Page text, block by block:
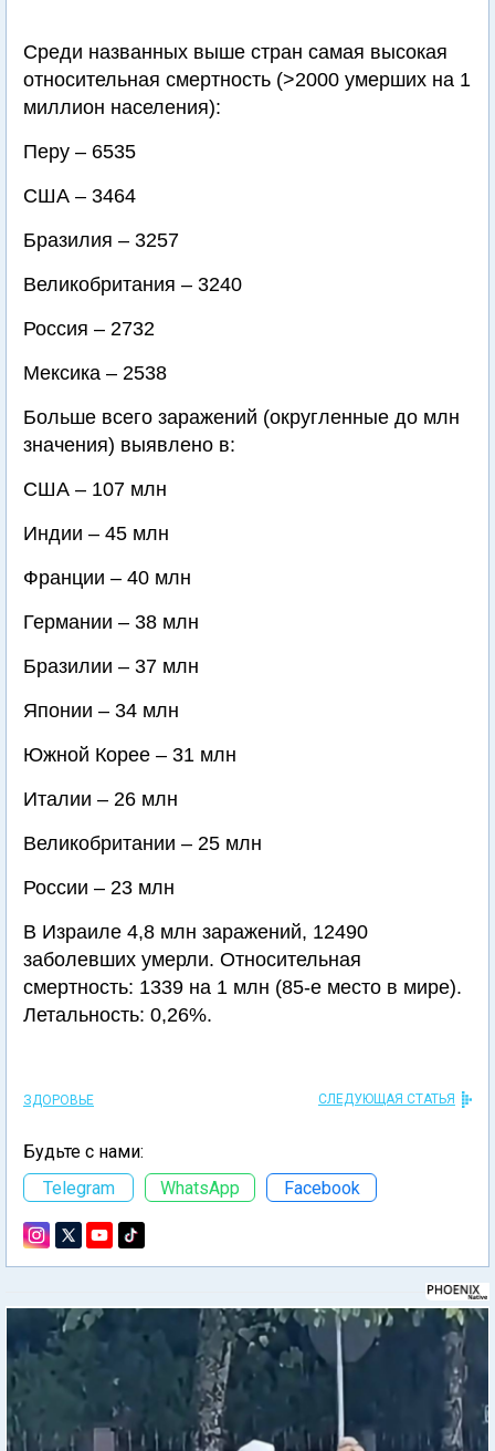
Среди названных выше стран самая высокая
относительная смертность (>2000 умерших на 1
миллион населения):
Перу – 6535
США – 3464
Бразилия – 3257
Великобритания – 3240
Россия – 2732
Мексика – 2538
Больше всего заражений (округленные до млн
значения) выявлено в:
США – 107 млн
Индии – 45 млн
Франции – 40 млн
Германии – 38 млн
Бразилии – 37 млн
Японии – 34 млн
Южной Корее – 31 млн
Италии – 26 млн
Великобритании – 25 млн
России – 23 млн
В Израиле 4,8 млн заражений, 12490
заболевших умерли. Относительная
смертность: 1339 на 1 млн (85-е место в мире).
Летальность: 0,26%.
ЗДОРОВЬЕ СЛЕДУЮЩАЯ СТАТЬЯ
Будьте с нами:
Telegram
WhatsApp Facebook